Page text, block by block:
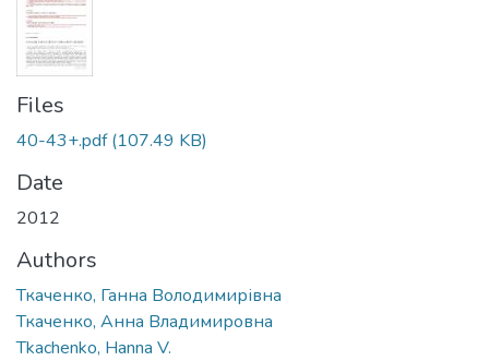
Files
40-43+.pdf(107.49 KB)
Date
2012
Authors
Ткаченко, Ганна Володимирівна
Ткаченко, Анна Владимировна
Tkachenko, Hanna V.